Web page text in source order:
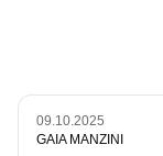
09.10.2025
GAIA MANZINI